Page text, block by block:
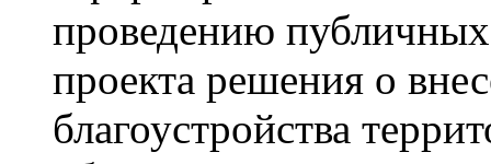
проведению
проекта решения о
благоустройства